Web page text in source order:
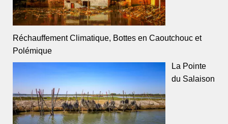
Réchauffement Climatique, Bottes en Caoutchouc et
Polémique
La Pointe
du Salaison